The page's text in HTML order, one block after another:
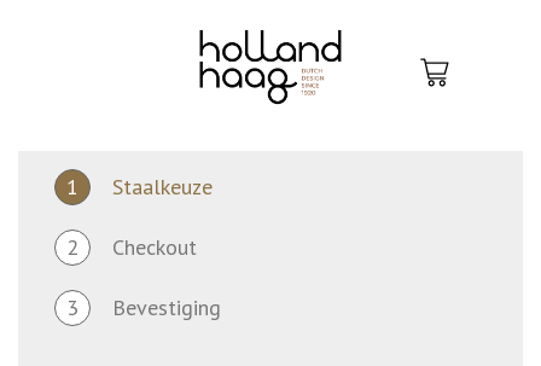
1 Staalkeuze
2 Checkout
3 Bevestiging